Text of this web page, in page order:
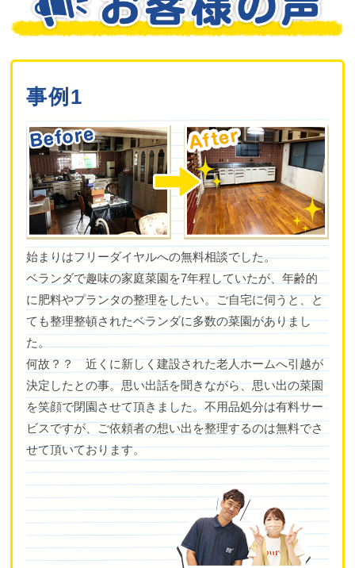
事例1
始まりはフリーダイヤルへの無料相談でした。
ベランダで趣味の家庭菜園を7年程していたが、年齢的
に肥料やプランタの整理をしたい。ご自宅に伺うと、と
ても整理整頓されたベランダに多数の菜園がありまし
た。
何故？？ 近くに新しく建設された老人ホームへ引越が
決定したとの事。思い出話を聞きながら、思い出の菜園
を笑顔で閉園させて頂きました。不用品処分は有料サー
ビスですが、ご依頼者の想い出を整理するのは無料でさ
せて頂いております。